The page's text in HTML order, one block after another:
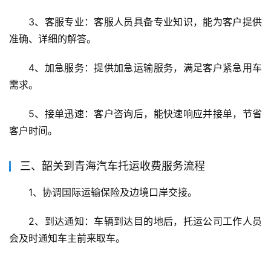
3、客服专业：客服人员具备专业知识，能为客户提供
准确、详细的解答。
4、加急服务：提供加急运输服务，满足客户紧急用车
需求。
5、接单迅速：客户咨询后，能快速响应并接单，节省
客户时间。
三、韶关到青海汽车托运收费服务流程
1、协调国际运输保险及边境口岸交接。
2、到达通知：车辆到达目的地后，托运公司工作人员
会及时通知车主前来取车。